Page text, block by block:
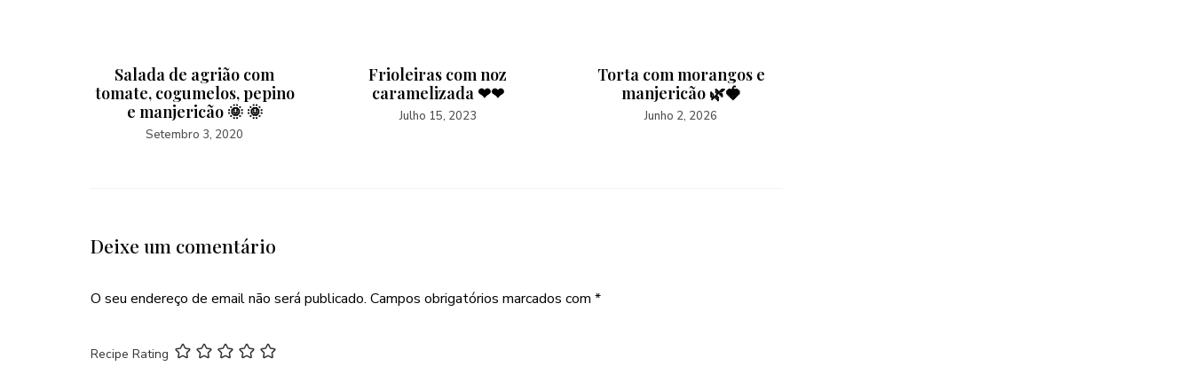
Salada de agrião com
tomate, cogumelos, pepino
e manjericão 🌞 🌞
Setembro 3, 2020
Frioleiras com noz
caramelizada ❤❤
Julho 15, 2023
Torta com morangos e
manjericão 🌿🍓
Junho 2, 2026
Deixe um comentário
O seu endereço de email não será publicado. Campos obrigatórios marcados com *
Recipe Rating